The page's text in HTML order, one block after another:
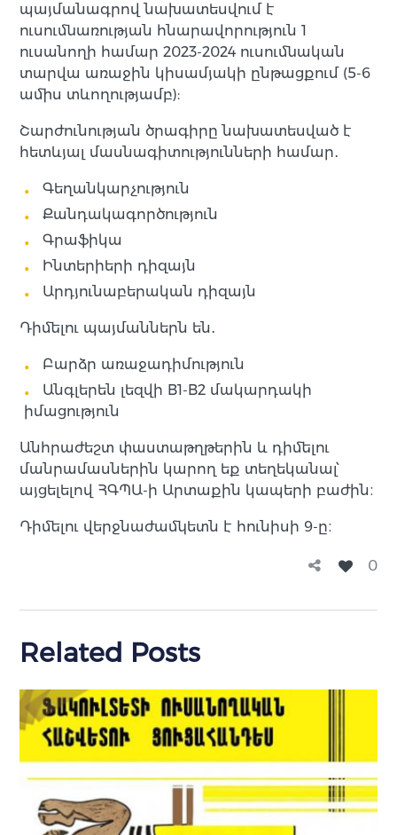
պայմանագրով նախատեսվում է
ուսումնառության հնարավորություն 1
ուսանողի համար 2023-2024 ուսումնական
տարվա առաջին կիսամյակի ընթացքում (5-6
ամիս տևողությամբ):
Շարժունության ծրագիրը նախատեսված է
հետևյալ մասնագիտությունների համար․
Գեղանկարչություն
Քանդակագործություն
Գրաֆիկա
Ինտերիերի դիզայն
Արդյունաբերական դիզայն
Դիմելու պայմաններն են․
Բարձր առաջադիմություն
Անգլերեն լեզվի B1-B2 մակարդակի
իմացություն
Անհրաժեշտ փաստաթղթերին և դիմելու
մանրամասներին կարող եք տեղեկանալ՝
այցելելով ՀԳՊԱ-ի Արտաքին կապերի բաժին։
Դիմելու վերջնաժամկետն է հունիսի 9-ը։
0
Related Posts